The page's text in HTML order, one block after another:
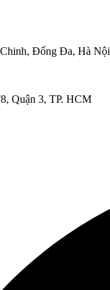
Đống Đa, Hà Nội
Quận 3, TP. HCM